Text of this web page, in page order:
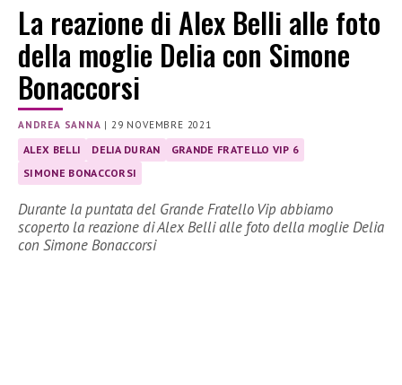
La reazione di Alex Belli alle foto
della moglie Delia con Simone
Bonaccorsi
ANDREA SANNA |29 NOVEMBRE 2021
ALEX BELLI DELIA DURAN
GRANDE FRATELLO VIP 6
SIMONE BONACCORSI
Durante la puntata del Grande Fratello Vip abbiamo
scoperto la reazione di Alex Belli alle foto della moglie Delia
con Simone Bonaccorsi